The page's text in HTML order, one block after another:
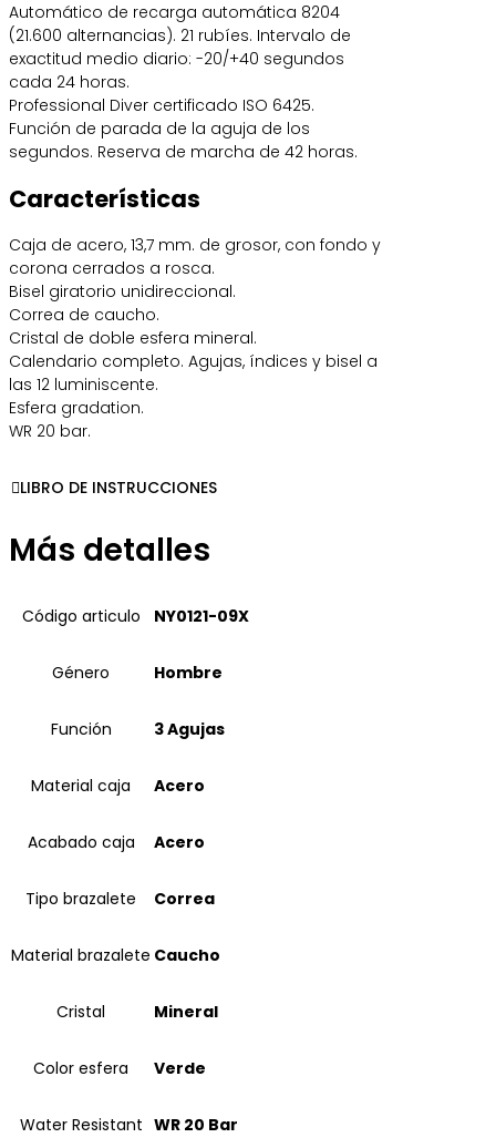
Automático de recarga automática 8204
(21.600 alternancias). 21 rubíes. Intervalo de
exactitud medio diario: -20/+40 segundos
cada 24 horas.
Professional Diver certificado ISO 6425.
Función de parada de la aguja de los
segundos. Reserva de marcha de 42 horas.
Características
Caja de acero, 13,7 mm. de grosor, con fondo y
corona cerrados a rosca.
Bisel giratorio unidireccional.
Correa de caucho.
Cristal de doble esfera mineral.
Calendario completo. Agujas, índices y bisel a
las 12 luminiscente.
Esfera gradation.
WR 20 bar.
LIBRO DE INSTRUCCIONES
Más detalles
Código articulo NY0121-09X
Género Hombre
Función 3 Agujas
Material caja Acero
Acabado caja Acero
Tipo brazalete Correa
Material brazalete Caucho
Cristal Mineral
Color esfera Verde
Water Resistant WR 20 Bar